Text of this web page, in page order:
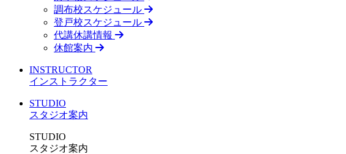
調布校スケジュール
登戸校スケジュール
代講休講情報
休館案内
INSTRUCTOR
インストラクター
STUDIO
スタジオ案内
STUDIO
スタジオ案内